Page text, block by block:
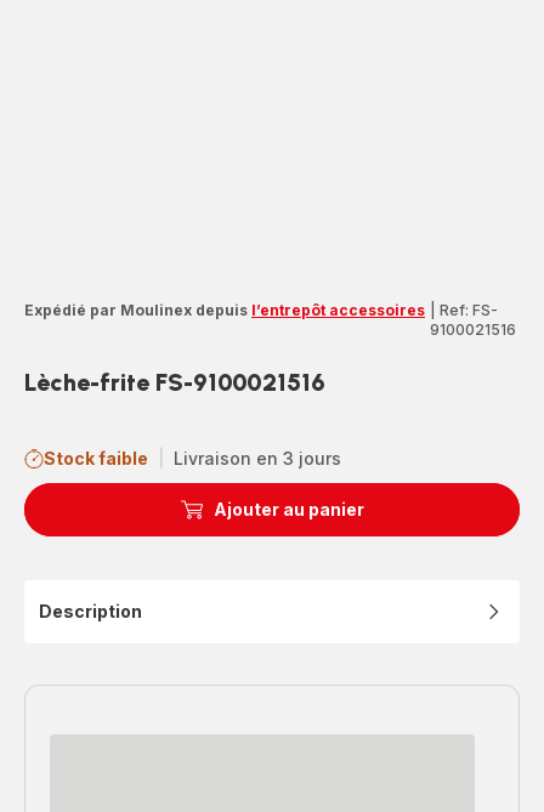
Expédié par Moulinex depuis l’entrepôt accessoires
Ref: FS-
9100021516
Lèche-frite FS-9100021516
Stock faible Livraison en 3 jours
Ajouter au panier
Description